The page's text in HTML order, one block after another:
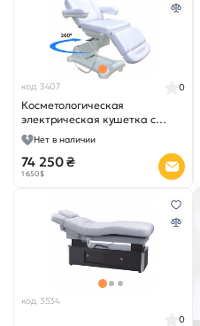
код 3407
Косметологическая
электрическая кушетка с
подъёмом и вращением на
360 градусов KPE-11
0
Нет в наличии
74 250 ₴
1 650 $
код 3534
0